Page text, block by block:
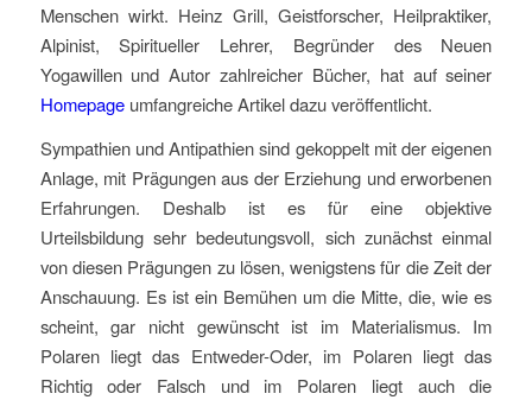
Menschen wirkt. Heinz Grill, Geistforscher, Heilpraktiker,
Alpinist, Spiritueller Lehrer, Begründer des Neuen
Yogawillen und Autor zahlreicher Bücher, hat auf seiner
Homepage umfangreiche Artikel dazu veröffentlicht.
Sympathien und Antipathien sind gekoppelt mit der eigenen
Anlage, mit Prägungen aus der Erziehung und erworbenen
Erfahrungen. Deshalb ist es für eine objektive
Urteilsbildung sehr bedeutungsvoll, sich zunächst einmal
von diesen Prägungen zu lösen, wenigstens für die Zeit der
Anschauung. Es ist ein Bemühen um die Mitte, die, wie es
scheint, gar nicht gewünscht ist im Materialismus. Im
Polaren liegt das Entweder-Oder, im Polaren liegt das
Richtig oder Falsch und im Polaren liegt auch die